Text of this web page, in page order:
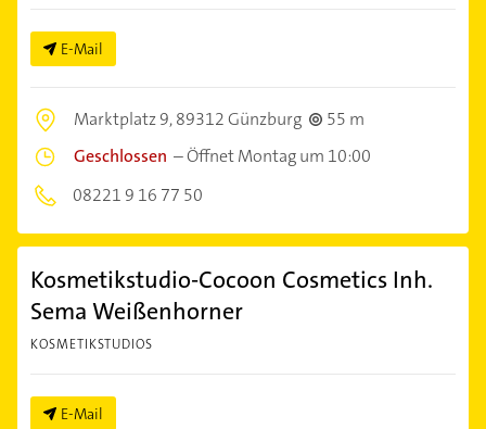
E-Mail
Marktplatz 9,89312 Günzburg
55 m
Geschlossen –Öffnet Montag um 10:00
08221 9 16 77 50
Kosmetikstudio-Cocoon Cosmetics Inh.
Sema Weißenhorner
KOSMETIKSTUDIOS
E-Mail